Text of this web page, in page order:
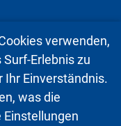
verwenden,
Erlebnis zu
Einverständnis.
was die